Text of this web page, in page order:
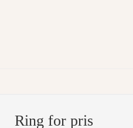
Ring for pris